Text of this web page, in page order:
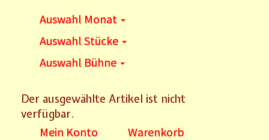
Auswahl Monat
Auswahl Stücke
Auswahl Bühne
Der ausgewählte Artikel ist nicht
verfügbar.
Mein Konto
Warenkorb